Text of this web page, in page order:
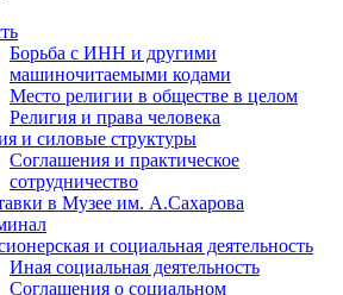
Борьба с ИНН и другими
машиночитаемыми кодами
Место религии в обществе в целом
Религия и права человека
и силовые структуры
Соглашения и практическое
сотрудничество
в Музее им. А.Сахарова
и социальная деятельность
Иная социальная деятельность
Соглашения о социальном